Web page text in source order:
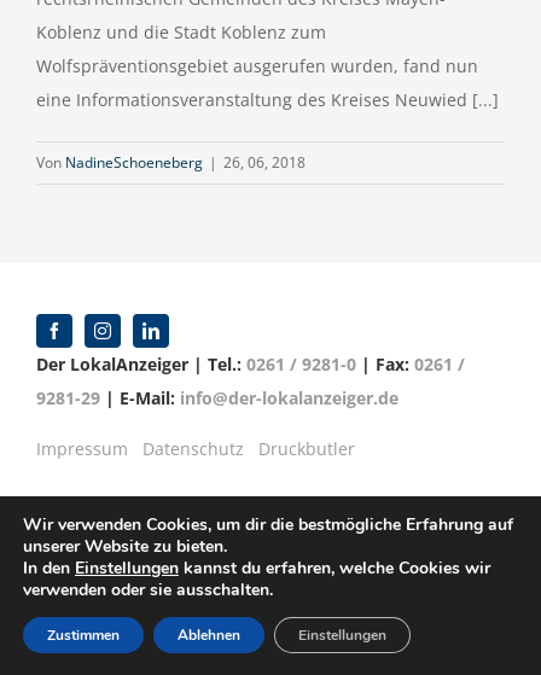
Koblenz und die Stadt Koblenz zum
Wolfspräventionsgebiet ausgerufen wurden, fand nun
eine Informationsveranstaltung des Kreises Neuwied [...]
Von NadineSchoeneberg | 26, 06, 2018
Der LokalAnzeiger | Tel.: 0261 / 9281-0 | Fax: 0261 /
9281-29 | E-Mail: info@der-lokalanzeiger.de
Impressum Datenschutz Druckbutler
© Copyright 2016 -2026 | Verlag für Anzeigenblätter
GmbH | Mittelrheinstr. 2-4 | 56072 Koblenz
Wir verwenden Cookies, um dir die bestmögliche Erfahrung auf
unserer Website zu bieten.
In den Einstellungen kannst du erfahren, welche Cookies wir
verwenden oder sie ausschalten.
Zustimmen Ablehnen Einstellungen